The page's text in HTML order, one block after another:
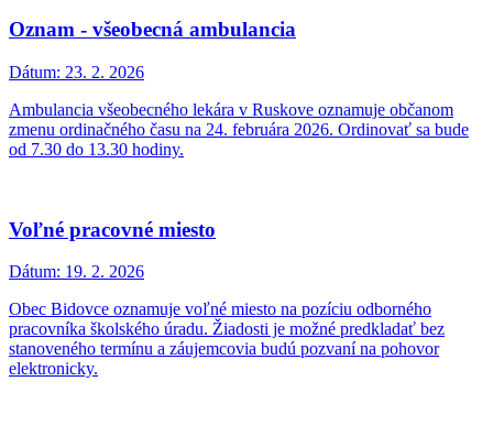
Oznam - všeobecná ambulancia
Dátum: 23. 2. 2026
Ambulancia všeobecného lekára v Ruskove oznamuje občanom
zmenu ordinačného času na 24. februára 2026. Ordinovať sa bude
od 7.30 do 13.30 hodiny.
Voľné pracovné miesto
Dátum: 19. 2. 2026
Obec Bidovce oznamuje voľné miesto na pozíciu odborného
pracovníka školského úradu. Žiadosti je možné predkladať bez
stanoveného termínu a záujemcovia budú pozvaní na pohovor
elektronicky.